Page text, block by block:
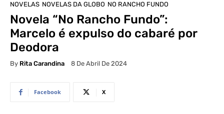
NOVELAS NOVELAS DA GLOBO NO RANCHO FUNDO
Novela “No Rancho Fundo”:
Marcelo é expulso do cabaré por
Deodora
By Rita Carandina 8 De Abril De 2024
Facebook X